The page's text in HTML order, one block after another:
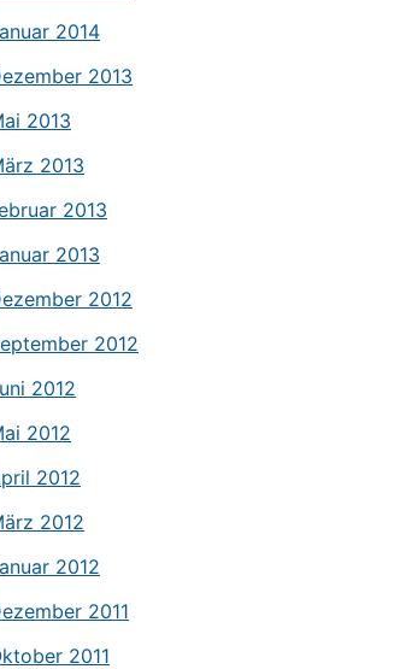
2014
2013
2013
2013
2013
2013
2012
2012
2012
2012
2012
2012
2012
2011
2011